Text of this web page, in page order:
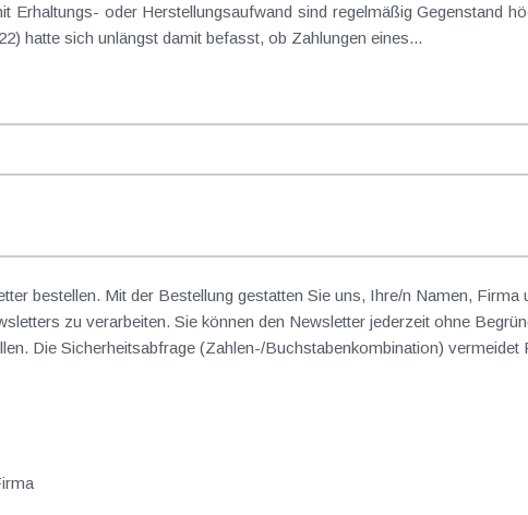
oder Herstellungsaufwand sind regelmäßig Gegenstand
hatte sich unlängst damit befasst, ob Zahlungen eines...
bestellen. Mit der Bestellung gestatten Sie uns, Ihre/n Namen, Firma
zu verarbeiten. Sie können den Newsletter jederzeit ohne
Die Sicherheitsabfrage (Zahlen-/Buchstabenkombination)